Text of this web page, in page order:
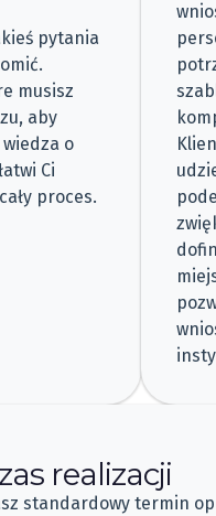
pytania
musisz
aby
o
Ci
proces.
realizacji
standardowy termin